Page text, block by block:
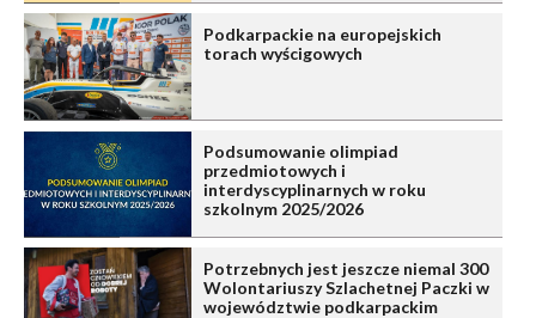
Podkarpackie na europejskich
torach wyścigowych
Podsumowanie olimpiad
przedmiotowych i
interdyscyplinarnych w roku
szkolnym 2025/2026
Potrzebnych jest jeszcze niemal 300
Wolontariuszy Szlachetnej Paczki w
województwie podkarpackim